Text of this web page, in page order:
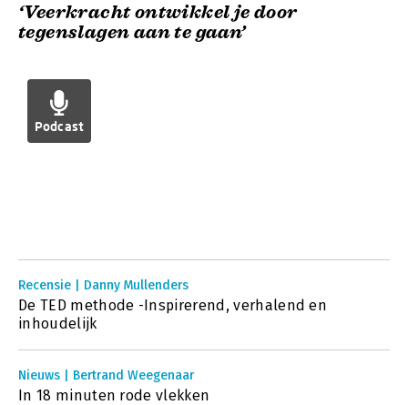
‘Veerkracht ontwikkel je door
tegenslagen aan te gaan’
Podcast
Recensie | Danny Mullenders
De TED methode -Inspirerend, verhalend en
inhoudelijk
Nieuws | Bertrand Weegenaar
In 18 minuten rode vlekken